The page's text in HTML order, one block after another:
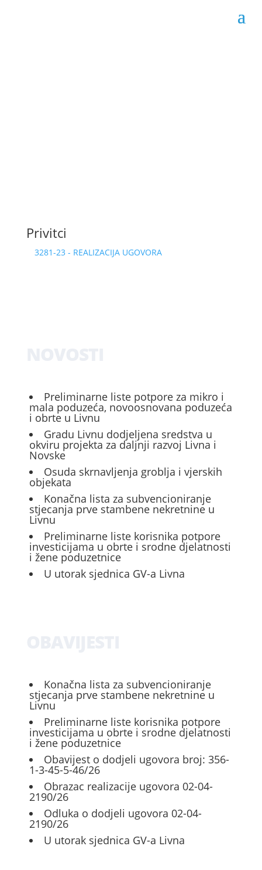
Privitci
3281-23 - REALIZACIJA UGOVORA
Preliminarne liste potpore za mikro i
mala poduzeća, novoosnovana poduzeća
i obrte u Livnu
Gradu Livnu dodjeljena sredstva u
okviru projekta za daljnji razvoj Livna i
Novske
Osuda skrnavljenja groblja i vjerskih
objekata
Konačna lista za subvencioniranje
stjecanja prve stambene nekretnine u
Livnu
Preliminarne liste korisnika potpore
investicijama u obrte i srodne djelatnosti
i žene poduzetnice
U utorak sjednica GV-a Livna
Konačna lista za subvencioniranje
stjecanja prve stambene nekretnine u
Livnu
Preliminarne liste korisnika potpore
investicijama u obrte i srodne djelatnosti
i žene poduzetnice
Obavijest o dodjeli ugovora broj: 356-
1-3-45-5-46/26
Obrazac realizacije ugovora 02-04-
2190/26
Odluka o dodjeli ugovora 02-04-
2190/26
U utorak sjednica GV-a Livna